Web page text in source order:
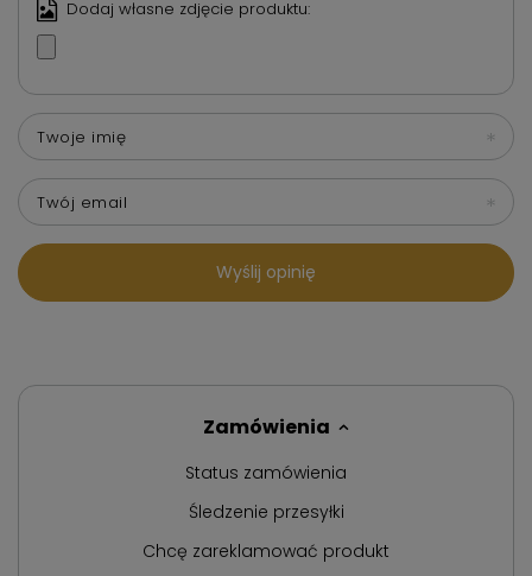
Dodaj własne zdjęcie produktu:
Twoje imię
Twój email
Wyślij opinię
Zamówienia
Status zamówienia
Śledzenie przesyłki
Chcę zareklamować produkt